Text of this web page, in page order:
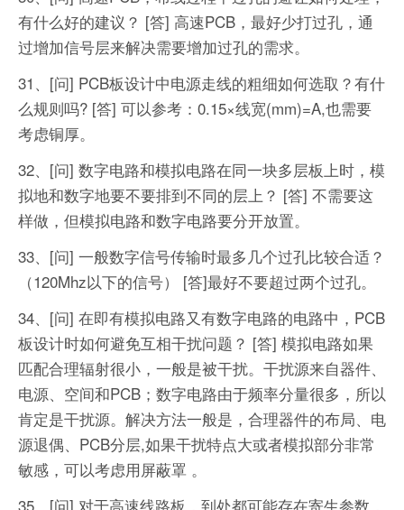
有什么好的建议？ [答] 高速PCB，最好少打过孔，通
过增加信号层来解决需要增加过孔的需求。
31、[问] PCB板设计中电源走线的粗细如何选取？有什
么规则吗? [答] 可以参考：0.15×线宽(mm)=A,也需要
考虑铜厚。
32、[问] 数字电路和模拟电路在同一块多层板上时，模
拟地和数字地要不要排到不同的层上？ [答] 不需要这
样做，但模拟电路和数字电路要分开放置。
33、[问] 一般数字信号传输时最多几个过孔比较合适？
（120Mhz以下的信号）
[答]最好不要超过两个过孔。
34、[问] 在即有模拟电路又有数字电路的电路中，PCB
板设计时如何避免互相干扰问题？ [答] 模拟电路如果
匹配合理辐射很小，一般是被干扰。干扰源来自器件、
电源、空间和PCB；数字电路由于频率分量很多，所以
肯定是干扰源。解决方法一般是，合理器件的布局、电
源退偶、PCB分层,如果干扰特点大或者模拟部分非常
敏感，可以考虑用屏蔽罩 。
35、[问] 对于高速线路板，到处都可能存在寄生参数，